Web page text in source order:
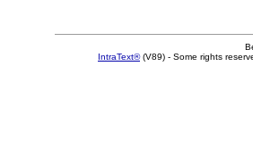
IntraText®(V89) - Some rights